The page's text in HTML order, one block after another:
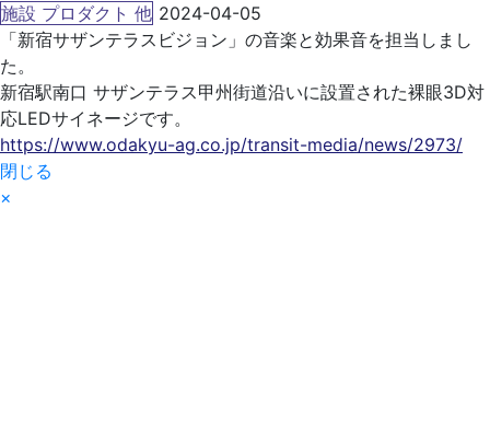
施設 プロダクト 他 2024-04-05
「新宿サザンテラスビジョン」の音楽と効果音を担当しまし
た。
新宿駅南口 サザンテラス甲州街道沿いに設置された裸眼3D対
応LEDサイネージです。
https://www.odakyu-ag.co.jp/transit-media/news/2973/
閉じる
×